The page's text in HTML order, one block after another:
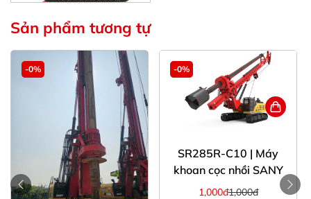
Sản phẩm tương tự
-0% -0%
SR285R-C10 | Máy
khoan cọc nhồi SANY
1,000đ1,000đ